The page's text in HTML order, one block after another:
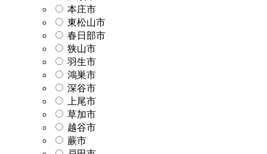
本庄市
東松山市
春日部市
狭山市
羽生市
鴻巣市
深谷市
上尾市
草加市
越谷市
蕨市